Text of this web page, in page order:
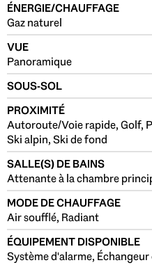
ÉNERGIE/CHAUFFAGE
Gaz naturel
VUE
Panoramique
SOUS-SOL
PROXIMITÉ
Autoroute/Voie rapide, Golf,
Ski alpin, Ski de fond
SALLE(S) DE BAINS
Attenante à la chambre
MODE DE CHAUFFAGE
Air soufflé, Radiant
ÉQUIPEMENT DISPONIBLE
Système d'alarme,